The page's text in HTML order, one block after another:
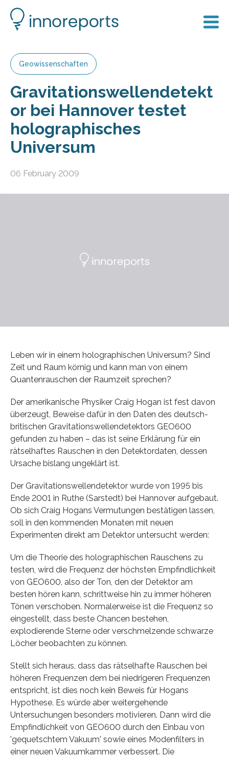
Geowissenschaften
Gravitationswellendetekt
or bei Hannover testet
holographisches
Universum
06 February 2009
Leben wir in einem holographischen Universum? Sind
Zeit und Raum körnig und kann man von einem
Quantenrauschen der Raumzeit sprechen?
Der amerikanische Physiker Craig Hogan ist fest davon
überzeugt, Beweise dafür in den Daten des deutsch-
britischen Gravitationswellendetektors GEO600
gefunden zu haben – das ist seine Erklärung für ein
rätselhaftes Rauschen in den Detektordaten, dessen
Ursache bislang ungeklärt ist.
Der Gravitationswellendetektor wurde von 1995 bis
Ende 2001 in Ruthe (Sarstedt) bei Hannover aufgebaut.
Ob sich Craig Hogans Vermutungen bestätigen lassen,
soll in den kommenden Monaten mit neuen
Experimenten direkt am Detektor untersucht werden:
Um die Theorie des holographischen Rauschens zu
testen, wird die Frequenz der höchsten Empfindlichkeit
von GEO600, also der Ton, den der Detektor am
besten hören kann, schrittweise hin zu immer höheren
Tönen verschoben. Normalerweise ist die Frequenz so
eingestellt, dass beste Chancen bestehen,
explodierende Sterne oder verschmelzende schwarze
Löcher beobachten zu können.
Stellt sich heraus, dass das rätselhafte Rauschen bei
höheren Frequenzen dem bei niedrigeren Frequenzen
entspricht, ist dies noch kein Beweis für Hogans
Hypothese. Es würde aber weitergehende
Untersuchungen besonders motivieren. Dann wird die
Empfindlichkeit von GEO600 durch den Einbau von
'gequetschtem Vakuum' sowie eines Modenfilters in
einer neuen Vakuumkammer verbessert. Die